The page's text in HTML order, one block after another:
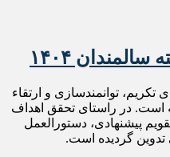
۱۴۰۴
توانمندسازی و ارتقاء
است. در راستای تحقق اهداف
پیشنهادی، دستورالعمل
گردیده است.